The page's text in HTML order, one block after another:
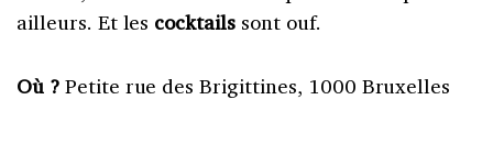
ailleurs. Et les cocktails sont ouf.
Où ?Petite rue des Brigittines, 1000 Bruxelles